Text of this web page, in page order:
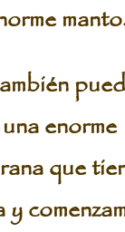
enorme
que
y